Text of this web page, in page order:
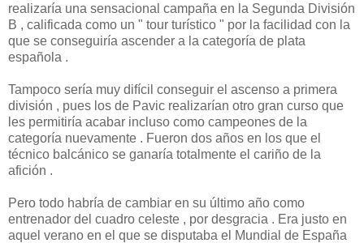
realizaría una sensacional campaña en la Segunda División
B , calificada como un " tour turístico " por la facilidad con la
que se conseguiría ascender a la categoría de plata
española .
Tampoco sería muy difícil conseguir el ascenso a primera
división , pues los de Pavic realizarían otro gran curso que
les permitiría acabar incluso como campeones de la
categoría nuevamente . Fueron dos años en los que el
técnico balcánico se ganaría totalmente el cariño de la
afición .
Pero todo habría de cambiar en su último año como
entrenador del cuadro celeste , por desgracia . Era justo en
aquel verano en el que se disputaba el Mundial de España